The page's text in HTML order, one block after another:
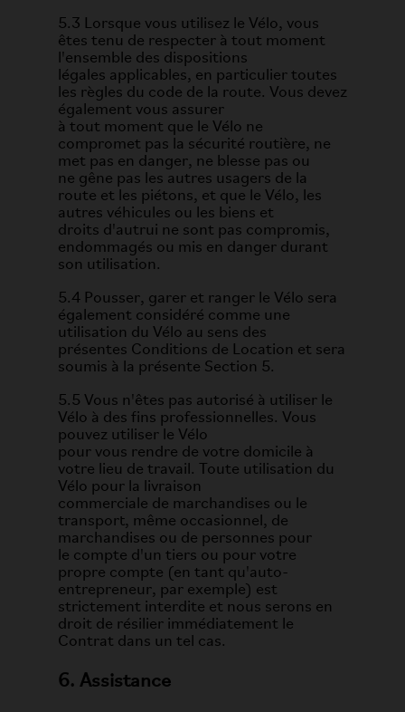
5.3 Lorsque vous utilisez le Vélo, vous
êtes tenu de respecter à tout moment
l'ensemble des dispositions
légales applicables, en particulier toutes
les règles du code de la route. Vous devez
également vous assurer
à tout moment que le Vélo ne
compromet pas la sécurité routière, ne
met pas en danger, ne blesse pas ou
ne gêne pas les autres usagers de la
route et les piétons, et que le Vélo, les
autres véhicules ou les biens et
droits d'autrui ne sont pas compromis,
endommagés ou mis en danger durant
son utilisation.
5.4 Pousser, garer et ranger le Vélo sera
également considéré comme une
utilisation du Vélo au sens des
présentes Conditions de Location et sera
soumis à la présente Section 5.
5.5 Vous n'êtes pas autorisé à utiliser le
Vélo à des fins professionnelles. Vous
pouvez utiliser le Vélo
pour vous rendre de votre domicile à
votre lieu de travail. Toute utilisation du
Vélo pour la livraison
commerciale de marchandises ou le
transport, même occasionnel, de
marchandises ou de personnes pour
le compte d'un tiers ou pour votre
propre compte (en tant qu'auto-
entrepreneur, par exemple) est
strictement interdite et nous serons en
droit de résilier immédiatement le
Contrat dans un tel cas.
6. Assistance